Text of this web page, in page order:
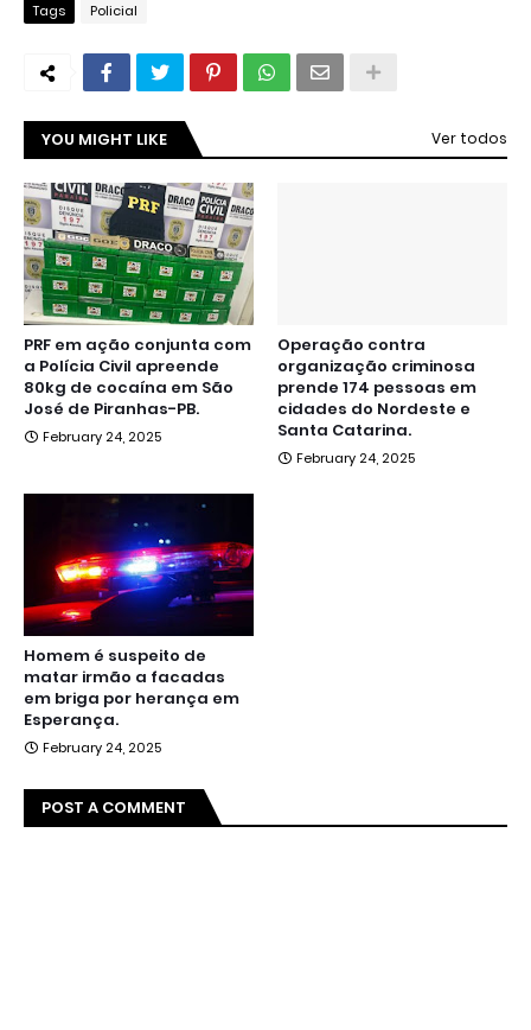
Tags Policial
YOU MIGHT LIKE Ver todos
PRF em ação conjunta com
a Polícia Civil apreende
80kg de cocaína em São
José de Piranhas-PB.
February 24, 2025
Operação contra
organização criminosa
prende 174 pessoas em
cidades do Nordeste e
Santa Catarina.
February 24, 2025
Homem é suspeito de
matar irmão a facadas
em briga por herança em
Esperança.
February 24, 2025
POST A COMMENT